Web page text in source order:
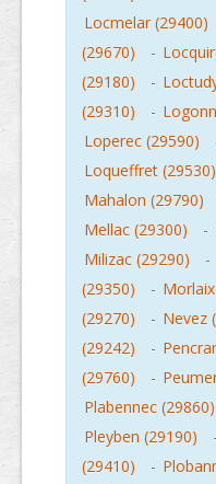
Locmelar (29400)
(29670)
-
(29180)
-
(29310)
-
Loperec (29590)
Loqueffret (29530)
Mahalon (29790)
Mellac (29300)
-
Milizac (29290)
-
(29350)
-
(29270)
- Nevez
(29242)
-
(29760)
-
Plabennec (29860)
Pleyben (29190)
-
(29410)
-